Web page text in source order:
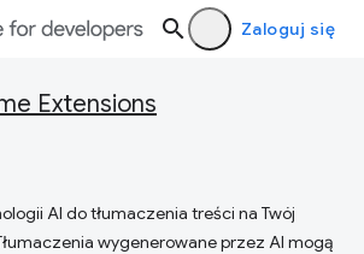
Zaloguj się
Extensions
AI do tłumaczenia treści na Twój
wygenerowane przez AI mogą